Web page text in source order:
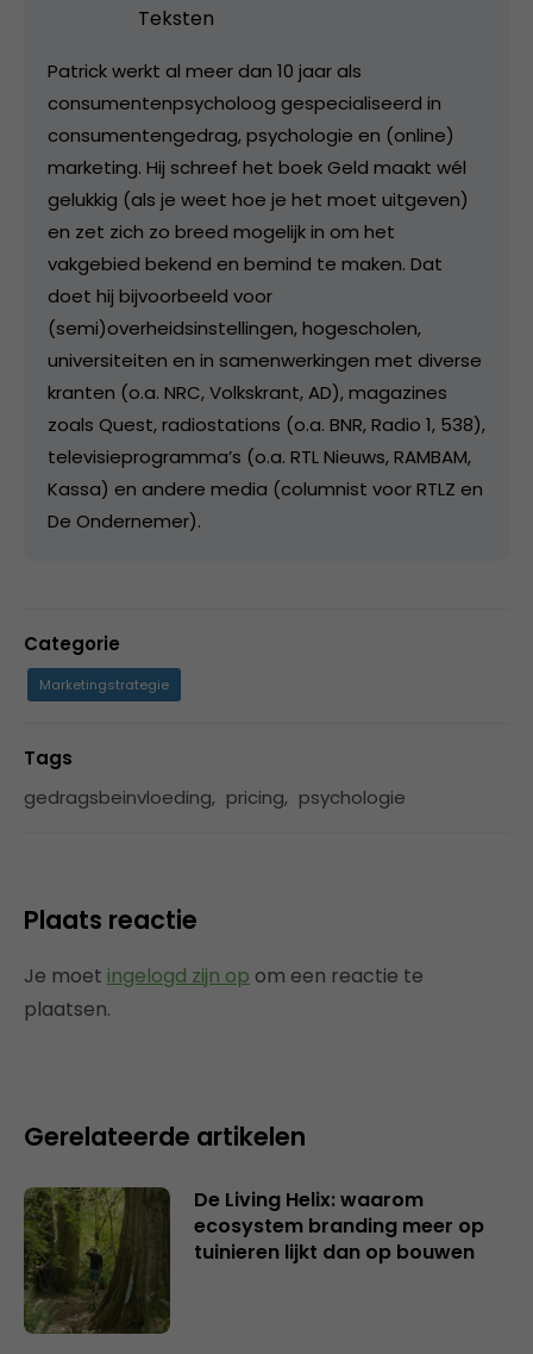
Teksten
Patrick werkt al meer dan 10 jaar als
consumentenpsycholoog gespecialiseerd in
consumentengedrag, psychologie en (online)
marketing. Hij schreef het boek Geld maakt wél
gelukkig (als je weet hoe je het moet uitgeven)
en zet zich zo breed mogelijk in om het
vakgebied bekend en bemind te maken. Dat
doet hij bijvoorbeeld voor
(semi)overheidsinstellingen, hogescholen,
universiteiten en in samenwerkingen met diverse
kranten (o.a. NRC, Volkskrant, AD), magazines
zoals Quest, radiostations (o.a. BNR, Radio 1, 538),
televisieprogramma’s (o.a. RTL Nieuws, RAMBAM,
Kassa) en andere media (columnist voor RTLZ en
De Ondernemer).
Categorie
Marketingstrategie
Tags
gedragsbeinvloeding, pricing, psychologie
Plaats reactie
Je moet ingelogd zijn op om een reactie te
plaatsen.
Gerelateerde artikelen
De Living Helix: waarom
ecosystem branding meer op
tuinieren lijkt dan op bouwen